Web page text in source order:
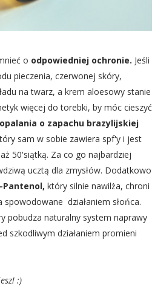
o odpowiedniej ochronie. Jeśli
pieczenia, czerwonej skóry,
na twarz, a krem aloesowy stanie
więcej do torebki, by móc cieszyć
o zapachu brazylijskiej
sam w sobie zawiera spf'y i jest
50'siątką. Za co go najbardziej
ucztą dla zmysłów. Dodatkowo
Pantenol, który silnie nawilża, chroni
działaniem słońca.
pobudza naturalny system naprawy
szkodliwym działaniem promieni
:)